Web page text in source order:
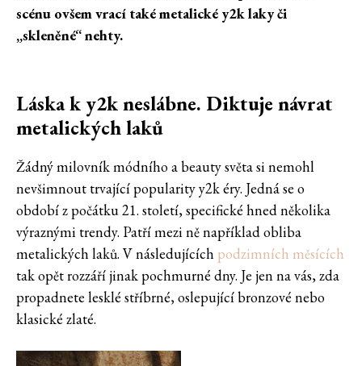
scénu ovšem vrací také metalické y2k laky či
„skleněné“ nehty.
Láska k y2k neslábne. Diktuje návrat
metalických laků
Žádný milovník módního a beauty světa si nemohl
nevšimnout trvající popularity y2k éry. Jedná se o
období z počátku 21. století, specifické hned několika
výraznými trendy. Patří mezi ně například obliba
metalických laků. V následujících podzimních měsících
tak opět rozzáří jinak pochmurné dny. Je jen na vás, zda
propadnete lesklé stříbrné, oslepující bronzové nebo
klasické zlaté.